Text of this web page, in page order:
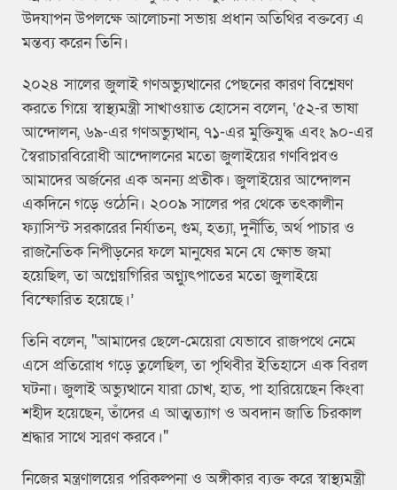
উদযাপন উপলক্ষে আলোচনা সভায় প্রধান অতিথির বক্তব্যে এ
মন্তব্য করেন তিনি।
২০২৪ সালের জুলাই গণঅভ্যুত্থানের পেছনের কারণ বিশ্লেষণ
করতে গিয়ে স্বাস্থ্যমন্ত্রী সাখাওয়াত হোসেন বলেন, ‘৫২-র ভাষা
আন্দোলন, ৬৯-এর গণঅভ্যুত্থান, ৭১-এর মুক্তিযুদ্ধ এবং ৯০-এর
স্বৈরাচারবিরোধী আন্দোলনের মতো জুলাইয়ের গণবিপ্লবও
আমাদের অর্জনের এক অনন্য প্রতীক। জুলাইয়ের আন্দোলন
একদিনে গড়ে ওঠেনি। ২০০৯ সালের পর থেকে তৎকালীন
ফ্যাসিস্ট সরকারের নির্যাতন, গুম, হত্যা, দুর্নীতি, অর্থ পাচার ও
রাজনৈতিক নিপীড়নের ফলে মানুষের মনে যে ক্ষোভ জমা
হয়েছিল, তা অগ্নেয়গিরির অগ্ন্যুৎপাতের মতো জুলাইয়ে
বিস্ফোরিত হয়েছে।’
তিনি বলেন, "আমাদের ছেলে-মেয়েরা যেভাবে রাজপথে নেমে
এসে প্রতিরোধ গড়ে তুলেছিল, তা পৃথিবীর ইতিহাসে এক বিরল
ঘটনা। জুলাই অভ্যুত্থানে যারা চোখ, হাত, পা হারিয়েছেন কিংবা
শহীদ হয়েছেন, তাঁদের এ আত্মত্যাগ ও অবদান জাতি চিরকাল
শ্রদ্ধার সাথে স্মরণ করবে।"
নিজের মন্ত্রণালয়ের পরিকল্পনা ও অঙ্গীকার ব্যক্ত করে স্বাস্থ্যমন্ত্রী